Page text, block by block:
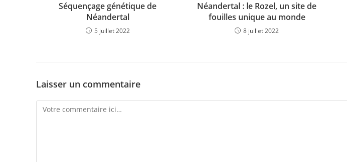
Séquençage génétique de
Néandertal
5 juillet 2022
Néandertal : le Rozel, un site de
fouilles unique au monde
8 juillet 2022
Laisser un commentaire
Comment